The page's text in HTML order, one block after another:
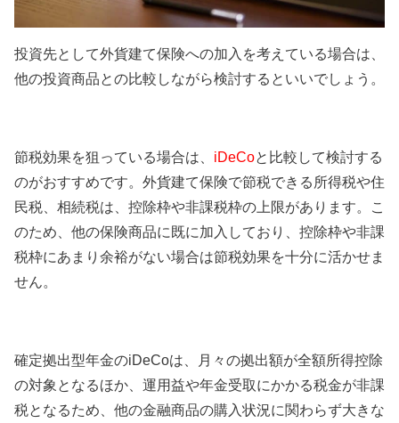
投資先として外貨建て保険への加入を考えている場合は、
他の投資商品との比較しながら検討するといいでしょう。
節税効果を狙っている場合は、 iDeCoと比較して検討する
のがおすすめです。外貨建て保険で節税できる所得税や住
民税、相続税は、控除枠や非課税枠の上限があります。こ
のため、他の保険商品に既に加入しており、控除枠や非課
税枠にあまり余裕がない場合は節税効果を十分に活かせま
せん。
確定拠出型年金のiDeCoは、月々の拠出額が全額所得控除
の対象となるほか、運用益や年金受取にかかる税金が非課
税となるため、他の金融商品の購入状況に関わらず大きな